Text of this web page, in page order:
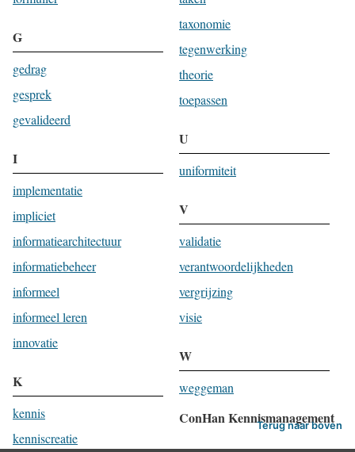
G
gedrag
gesprek
gevalideerd
I
implementatie
impliciet
informatiearchitectuur
informatiebeheer
informeel
informeel leren
innovatie
K
kennis
kenniscreatie
taxonomie
tegenwerking
theorie
toepassen
U
uniformiteit
V
validatie
verantwoordelijkheden
vergrijzing
visie
W
weggeman
ConHan Kennismanagement
Terug naar boven